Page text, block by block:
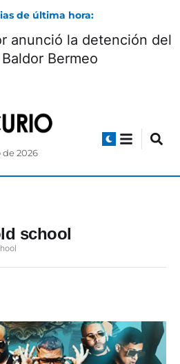
de última hora:
anunció la detención del
Bermeo
2026
school